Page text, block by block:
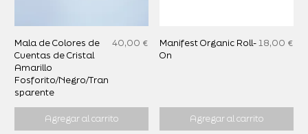
Mala de Colores de
Cuentas de Cristal
Amarillo
Fosforito/Negro/Tran
sparente
Precio
40,00 €
Agregar al carrito
Manifest Organic Roll-
On
Precio
18,00 €
Agregar al carrito